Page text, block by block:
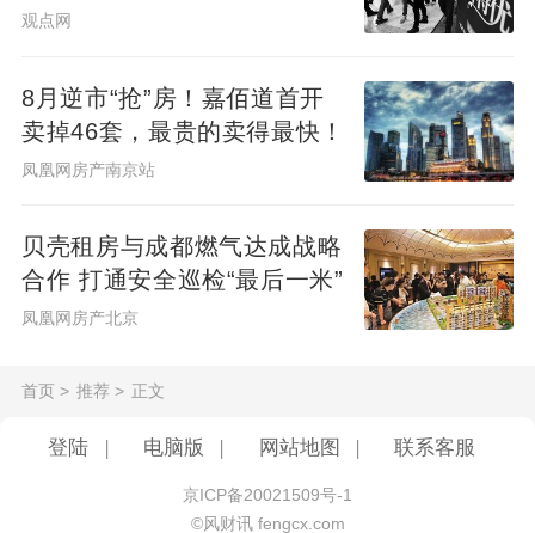
观点网
8月逆市“抢”房！嘉佰道首开
卖掉46套，最贵的卖得最快！
凤凰网房产南京站
贝壳租房与成都燃气达成战略
合作 打通安全巡检“最后一米”
凤凰网房产北京
首页 > 推荐 > 正文
登陆 电脑版 网站地图 联系客服
京ICP备20021509号-1
©风财讯 fengcx.com